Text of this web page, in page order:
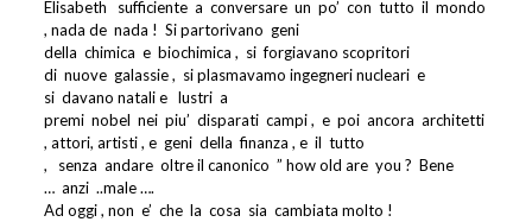
Elisabeth
sufficiente a conversare un po’ con tutto il mondo
, nada de nada ! Si partorivano geni
della chimica e biochimica , si forgiavano scopritori
di nuove galassie , si plasmavamo ingegneri nucleari e
si davano natali e lustri a
premi nobel nei piu’ disparati campi , e poi ancora architetti
, attori, artisti , e geni della finanza , e il tutto
,
senza andare oltre il canonico ” how old are you ? Bene
… anzi ..male ….
Ad oggi , non e’ che la cosa sia cambiata molto !